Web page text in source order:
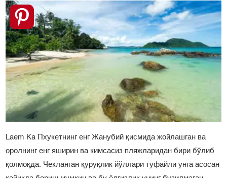
Laem Ka Пхукетнинг енг Жанубий қисмида жойлашган ва
оролнинг енг яширин ва кимсасиз пляжларидан бири бўлиб
қолмоқда. Чекланган қуруқлик йўллари туфайли унга асосан